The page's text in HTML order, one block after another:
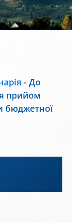
- До
прийом
бюджетної